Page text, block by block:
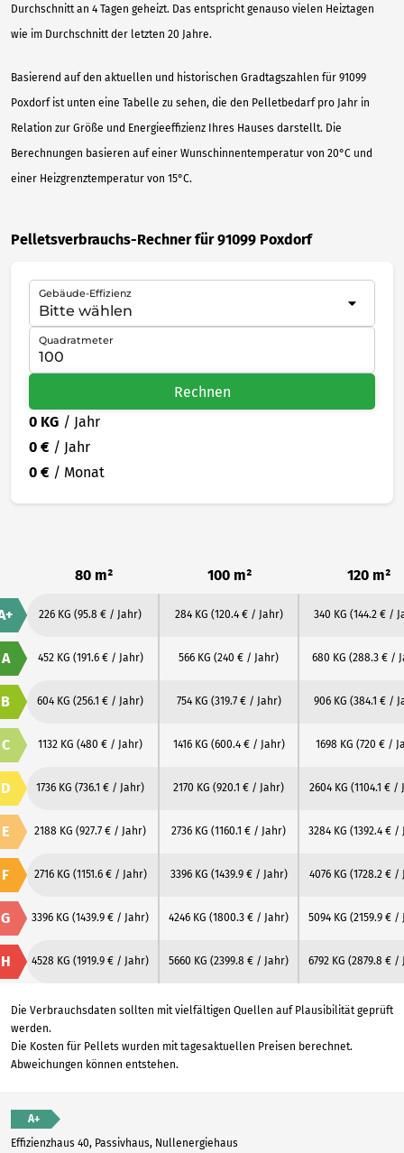
Durchschnitt an 4 Tagen geheizt. Das entspricht genauso vielen Heiztagen
wie im Durchschnitt der letzten 20 Jahre.
Basierend auf den aktuellen und historischen Gradtagszahlen für 91099
Poxdorf ist unten eine Tabelle zu sehen, die den Pelletbedarf pro Jahr in
Relation zur Größe und Energieeffizienz Ihres Hauses darstellt. Die
Berechnungen basieren auf einer Wunschinnentemperatur von 20°C und
einer Heizgrenztemperatur von 15°C.
Pelletsverbrauchs-Rechner für 91099 Poxdorf
Gebäude-Effizienz
Quadratmeter
Rechnen
0 KG / Jahr
0 € / Jahr
0 € / Monat
80 m² 100 m² 120 m²
226 KG (95.8 € / Jahr) 284 KG (120.4 € / Jahr) 340 KG (144.2 € /
A 452 KG (191.6 € / Jahr) 566 KG (240 € / Jahr) 680 KG (288.3 € /
B 604 KG (256.1 € / Jahr) 754 KG (319.7 € / Jahr) 906 KG (384.1 € /
C 1132 KG (480 € / Jahr) 1416 KG (600.4 € / Jahr) 1698 KG (720 € /
D 1736 KG (736.1 € / Jahr) 2170 KG (920.1 € / Jahr) 2604 KG (1104.1 € /
E 2188 KG (927.7 € / Jahr) 2736 KG (1160.1 € / Jahr) 3284 KG (1392.4 € /
F 2716 KG (1151.6 € / Jahr) 3396 KG (1439.9 € / Jahr) 4076 KG (1728.2 € /
G 3396 KG (1439.9 € / Jahr) 4246 KG (1800.3 € / Jahr) 5094 KG (2159.9 € /
H 4528 KG (1919.9 € / Jahr) 5660 KG (2399.8 € / Jahr) 6792 KG (2879.8 € /
Die Verbrauchsdaten sollten mit vielfältigen Quellen auf Plausibilität geprüft
werden.
Die Kosten für Pellets wurden mit tagesaktuellen Preisen berechnet.
Abweichungen können entstehen.
A+
Effizienzhaus 40, Passivhaus, Nullenergiehaus